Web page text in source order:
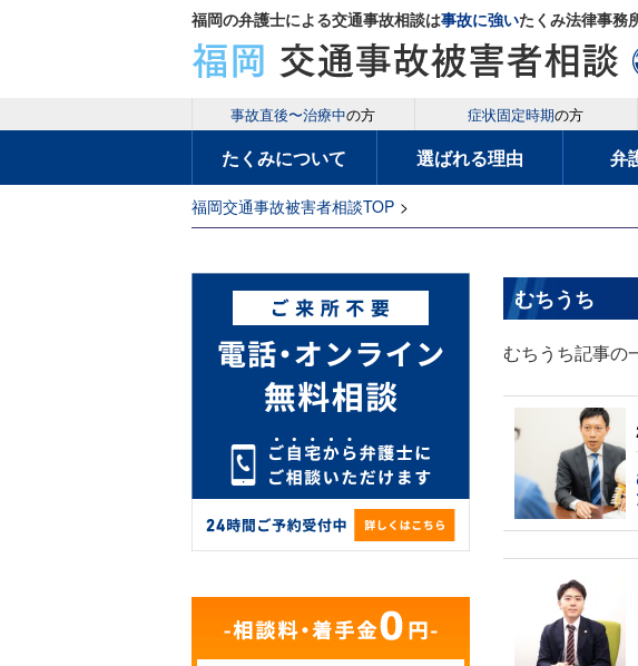
福岡の弁護士による交通事故相談は事故に強いたくみ法律事務
事故直後〜治療中の方 症状固定時期の方
たくみについて 選ばれる理由 弁
福岡交通事故被害者相談TOP >
むちうち
むちうち記事の